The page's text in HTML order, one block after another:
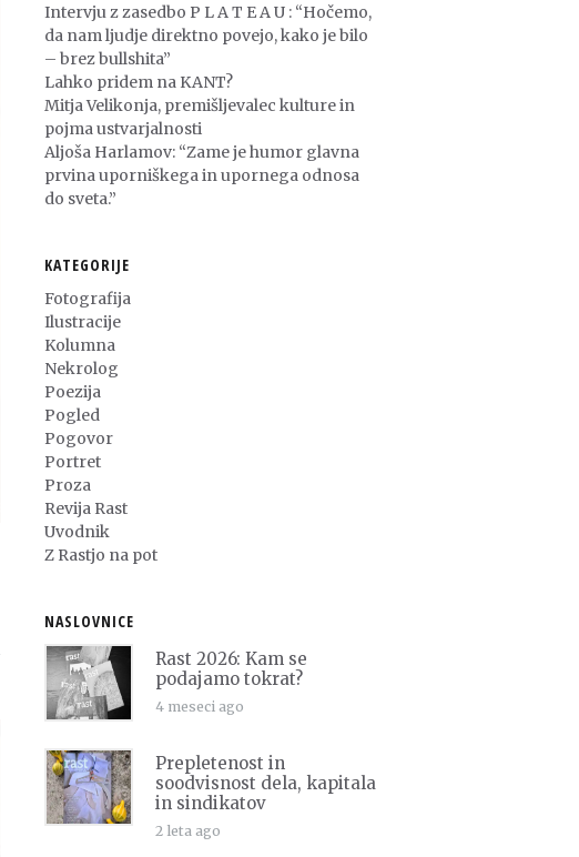
Intervju z zasedbo P L A T E A U : “Hočemo,
da nam ljudje direktno povejo, kako je bilo
– brez bullshita”
Lahko pridem na KANT?
Mitja Velikonja, premišljevalec kulture in
pojma ustvarjalnosti
Aljoša Harlamov: “Zame je humor glavna
prvina uporniškega in upornega odnosa
do sveta.”
KATEGORIJE
Fotografija
Ilustracije
Kolumna
Nekrolog
Poezija
Pogled
Pogovor
Portret
Proza
Revija Rast
Uvodnik
Z Rastjo na pot
NASLOVNICE
Rast 2026: Kam se
podajamo tokrat?
4 meseci ago
Prepletenost in
soodvisnost dela, kapitala
in sindikatov
2 leta ago